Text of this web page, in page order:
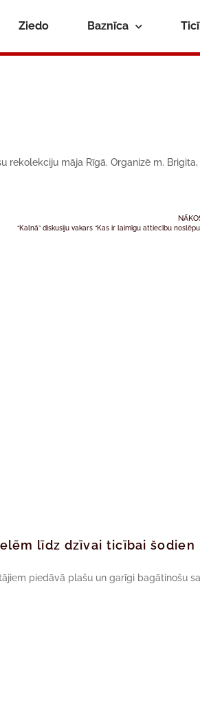
Ziedo Baznīca
rekolekciju māja Rīgā. Organizē m. Brigita,
“Kalnā” diskusiju vakars “Kas ir laimīgu attiecību
līdz dzīvai ticībai šodien
piedāvā plašu un garīgi bagātinošu